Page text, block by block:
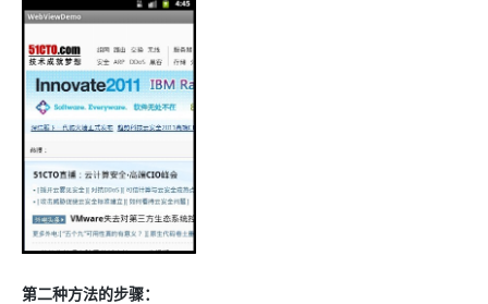
第二种方法的步骤：